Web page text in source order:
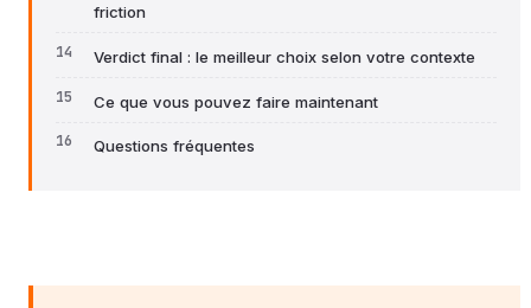
friction
Verdict final : le meilleur choix selon votre contexte
Ce que vous pouvez faire maintenant
Questions fréquentes